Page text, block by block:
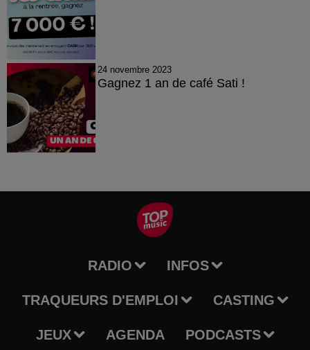
24 novembre 2023
Gagnez 1 an de café Sati !
RADIO INFOS
TRAQUEURS D'EMPLOI CASTING
JEUX AGENDA PODCASTS